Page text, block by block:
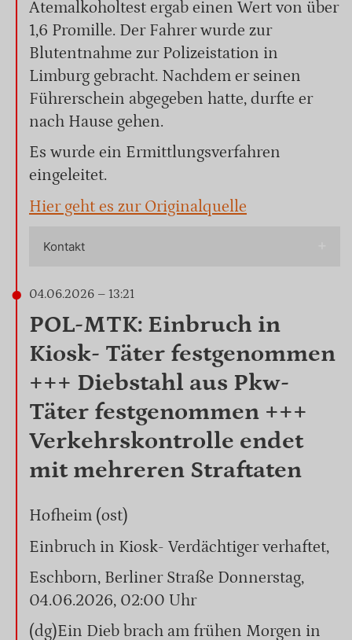
Atemalkoholtest ergab einen Wert von über
1,6 Promille. Der Fahrer wurde zur
Blutentnahme zur Polizeistation in
Limburg gebracht. Nachdem er seinen
Führerschein abgegeben hatte, durfte er
nach Hause gehen.
Es wurde ein Ermittlungsverfahren
eingeleitet.
Hier geht es zur Originalquelle
Kontakt
04.06.2026 – 13:21
POL-MTK: Einbruch in
Kiosk- Täter festgenommen
+++ Diebstahl aus Pkw-
Täter festgenommen +++
Verkehrskontrolle endet
mit mehreren Straftaten
Hofheim (ost)
Einbruch in Kiosk- Verdächtiger verhaftet,
Eschborn, Berliner Straße Donnerstag,
04.06.2026, 02:00 Uhr
(dg)Ein Dieb brach am frühen Morgen in